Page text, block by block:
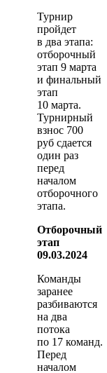
Турнир
пройдет
в два этапа:
отборочный
этап 9 марта
и финальный
этап
10 марта.
Турнирный
взнос 700
руб сдается
один раз
перед
началом
отборочного
этапа.
Отборочный
этап
09.03.2024
Команды
заранее
разбиваются
на два
потока
по 17 команд.
Перед
началом